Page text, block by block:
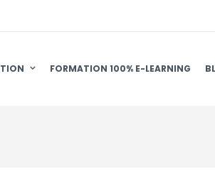
FORMATION 100% E-LEARNING